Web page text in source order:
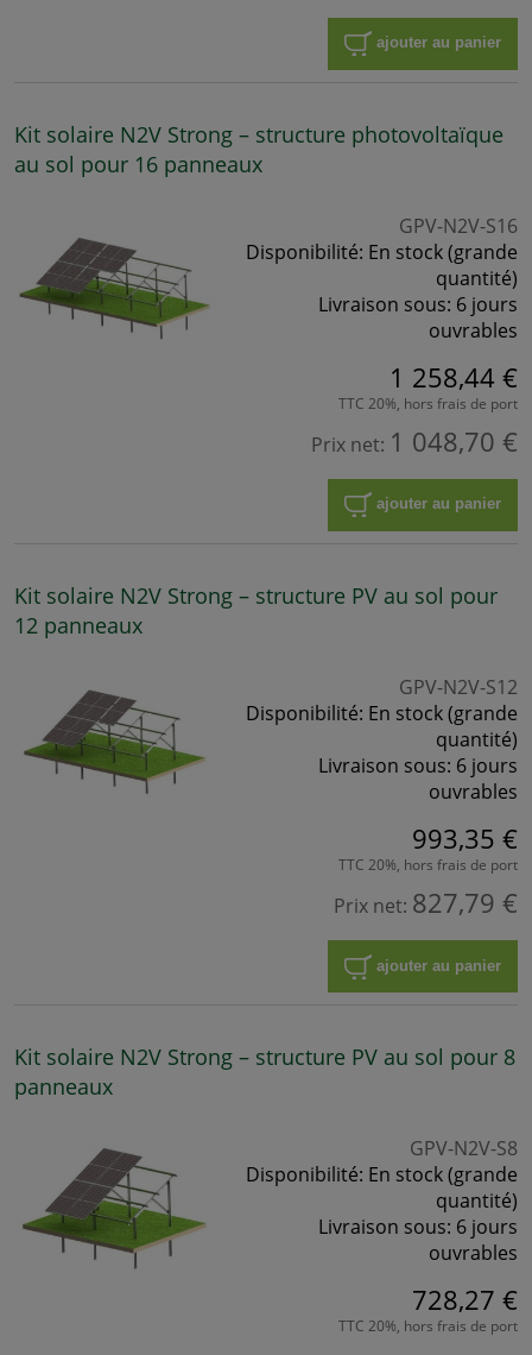
ajouter au panier
Kit solaire N2V Strong – structure photovoltaïque
au sol pour 16 panneaux
GPV-N2V-S16
Disponibilité: En stock (grande
quantité)
Livraison sous: 6 jours
ouvrables
1 258,44 €
TTC 20%, hors frais de port
Prix net: 1 048,70 €
ajouter au panier
Kit solaire N2V Strong – structure PV au sol pour
12 panneaux
GPV-N2V-S12
Disponibilité: En stock (grande
quantité)
Livraison sous: 6 jours
ouvrables
993,35 €
TTC 20%, hors frais de port
Prix net: 827,79 €
ajouter au panier
Kit solaire N2V Strong – structure PV au sol pour 8
panneaux
GPV-N2V-S8
Disponibilité: En stock (grande
quantité)
Livraison sous: 6 jours
ouvrables
728,27 €
TTC 20%, hors frais de port